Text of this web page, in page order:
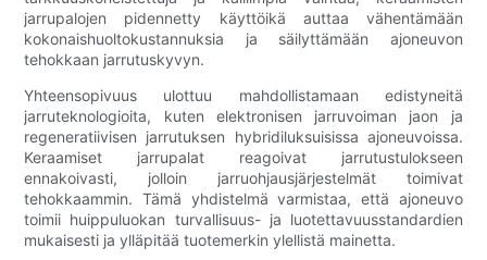
jarrupalojen pidennetty käyttöikä auttaa vähentämään
kokonaishuoltokustannuksia ja säilyttämään ajoneuvon
tehokkaan jarrutuskyvyn.
Yhteensopivuus ulottuu mahdollistamaan edistyneitä
jarruteknologioita, kuten elektronisen jarruvoiman jaon ja
regeneratiivisen jarrutuksen hybridiluksuisissa ajoneuvoissa.
Keraamiset jarrupalat reagoivat jarrutustulokseen
ennakoivasti, jolloin jarruohjausjärjestelmät toimivat
tehokkaammin. Tämä yhdistelmä varmistaa, että ajoneuvo
toimii huippuluokan turvallisuus- ja luotettavuusstandardien
mukaisesti ja ylläpitää tuotemerkin ylellistä mainetta.